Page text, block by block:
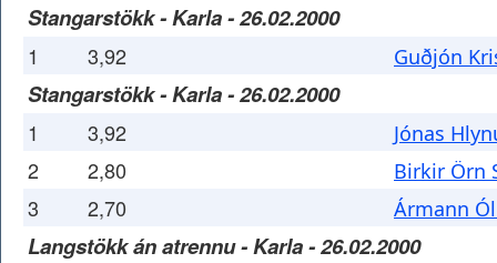
Stangarstökk - Karla - 26.02.2000
1 3,92 Guðjón
Stangarstökk - Karla - 26.02.2000
1 3,92 Jónas
2 2,80 Birkir Örn
3 2,70 Ármann
Langstökk án atrennu - Karla - 26.02.2000